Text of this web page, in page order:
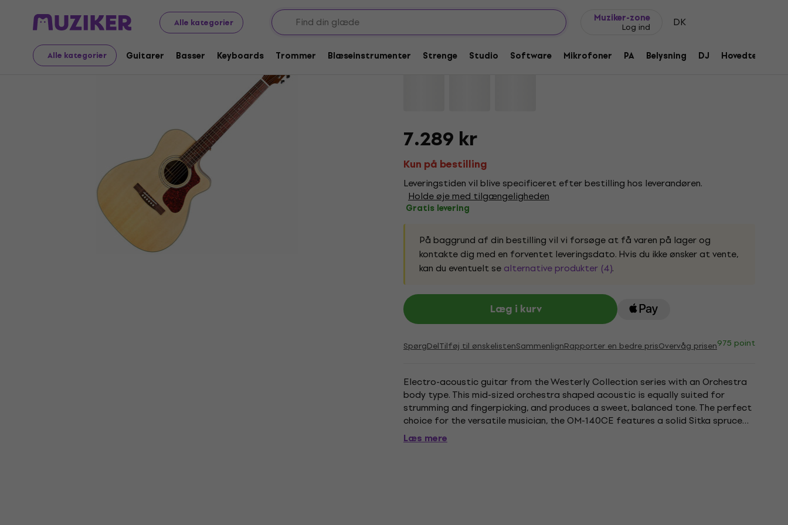
Alle kategorier
Muziker-zone
Log ind DK
Alle kategorier Guitarer Basser Keyboards Trommer Blæseinstrumenter Strenge Studio Software Mikrofoner PA Belysning DJ Hovedtelefoner
Musikinstrumenter Guitarer Elektroakustiske guitarer Jumbo-guitarer med elektronik
Guild OM-140CE Natural Gloss elektroakustisk guitar
Mærke:GuildProduktkode: 229906
7.289 kr
Kun på bestilling
Leveringstiden vil blive specificeret efter bestilling hos leverandøren.
Holde øje med tilgængeligheden
Gratis levering
På baggrund af din bestilling vil vi forsøge at få varen på lager og
kontakte dig med en forventet leveringsdato. Hvis du ikke ønsker at vente,
kan du eventuelt se alternative produkter (4).
Læg i kurv
SpørgDelTilføj til ønskelistenSammenlignRapporter en bedre prisOvervåg prisen975 point
Electro-acoustic guitar from the Westerly Collection series with an Orchestra
body type. This mid-sized orchestra shaped acoustic is equally suited for
strumming and fingerpicking, and produces a sweet, balanced tone. The perfect
choice for the versatile musician, the OM-140CE features a solid Sitka spruce
top, solid African mahogany back and...
Læs mere